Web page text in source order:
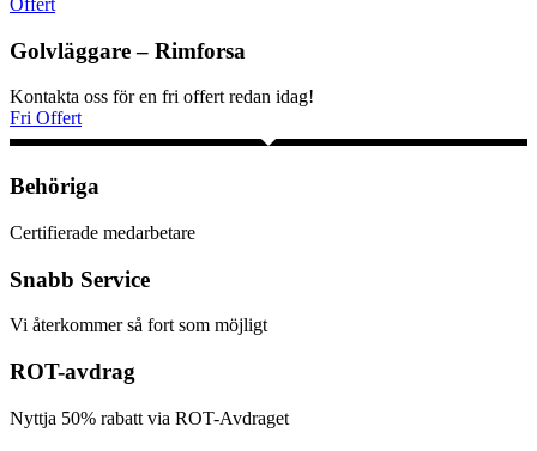
Offert
Golvläggare – Rimforsa
Kontakta oss för en fri offert redan idag!
Fri Offert
Behöriga
Certifierade medarbetare
Snabb Service
Vi återkommer så fort som möjligt
ROT-avdrag
Nyttja 50% rabatt via ROT-Avdraget